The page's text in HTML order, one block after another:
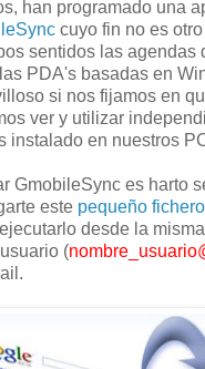
han programado una
cuyo fin no es
sentidos las agendas
PDA's basadas en
si nos fijamos en
ver y utilizar
instalado en nuestros
GmobileSync es harto
este pequeño fichero
desde la
(